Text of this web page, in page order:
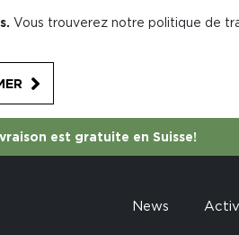
Vous trouverez notre politique de
est gratuite en Suisse!
News